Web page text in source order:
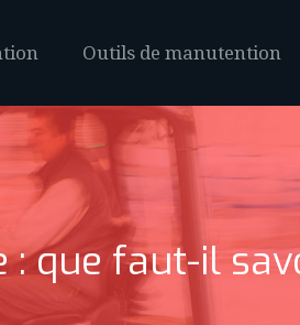
Outils de manutention
que faut-il